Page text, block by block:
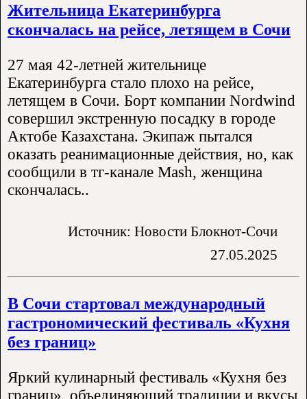
Жительница Екатеринбурга
скончалась на рейсе, летящем в Сочи
27 мая 42-летней жительнице
Екатеринбурга стало плохо на рейсе,
летящем в Сочи. Борт компании Nordwind
совершил экстренную посадку в городе
Актобе Казахстана. Экипаж пытался
оказать реанимационные действия, но, как
сообщили в тг-канале Mash, женщина
скончалась..
Источник: Новости Блокнот-Сочи
27.05.2025
В Сочи стартовал международный
гастрономический фестиваль «Кухня
без границ»
Яркий кулинарный фестиваль «Кухня без
границ», объединяющий традиции и вкусы